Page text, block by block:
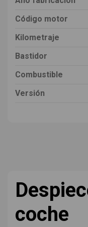
Código motor
Kilometraje
Bastidor
Combustible
Versión
coche